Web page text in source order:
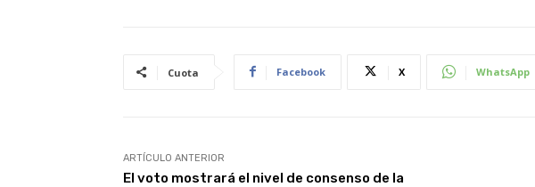
Cuota Facebook X WhatsApp
ARTÍCULO ANTERIOR
El voto mostrará el nivel de consenso de la